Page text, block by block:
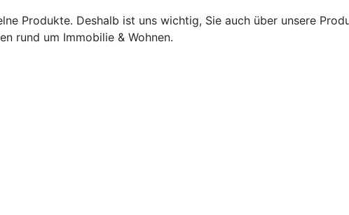
Produkte. Deshalb ist uns wichtig, Sie auch über unsere
rund um Immobilie & Wohnen.